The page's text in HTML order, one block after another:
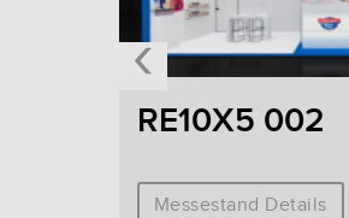
RE10X5 002
Messestand Details
‹